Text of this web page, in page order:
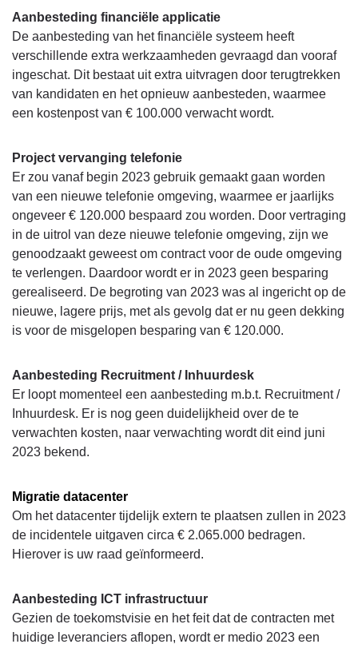
Aanbesteding financiële applicatie
De aanbesteding van het financiële systeem heeft
verschillende extra werkzaamheden gevraagd dan vooraf
ingeschat. Dit bestaat uit extra uitvragen door terugtrekken
van kandidaten en het opnieuw aanbesteden, waarmee
een kostenpost van € 100.000 verwacht wordt.
Project vervanging telefonie
Er zou vanaf begin 2023 gebruik gemaakt gaan worden
van een nieuwe telefonie omgeving, waarmee er jaarlijks
ongeveer € 120.000 bespaard zou worden. Door vertraging
in de uitrol van deze nieuwe telefonie omgeving, zijn we
genoodzaakt geweest om contract voor de oude omgeving
te verlengen. Daardoor wordt er in 2023 geen besparing
gerealiseerd. De begroting van 2023 was al ingericht op de
nieuwe, lagere prijs, met als gevolg dat er nu geen dekking
is voor de misgelopen besparing van € 120.000.
Aanbesteding Recruitment / Inhuurdesk
Er loopt momenteel een aanbesteding m.b.t. Recruitment /
Inhuurdesk. Er is nog geen duidelijkheid over de te
verwachten kosten, naar verwachting wordt dit eind juni
2023 bekend.
Migratie datacenter
Om het datacenter tijdelijk extern te plaatsen zullen in 2023
de incidentele uitgaven circa € 2.065.000 bedragen.
Hierover is uw raad geïnformeerd.
Aanbesteding ICT infrastructuur
Gezien de toekomstvisie en het feit dat de contracten met
huidige leveranciers aflopen, wordt er medio 2023 een